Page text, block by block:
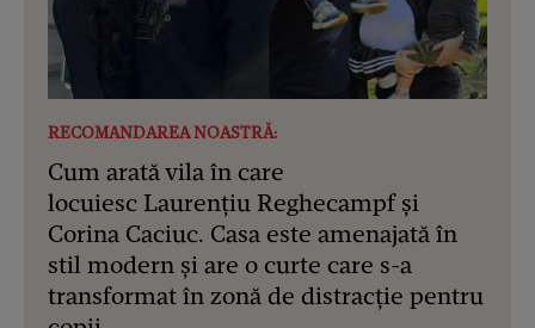
RECOMANDAREA NOASTRĂ:
Cum arată vila în care
locuiesc Laurențiu Reghecampf și
Corina Caciuc. Casa este amenajată în
stil modern și are o curte care s-a
transformat în zonă de distracție pentru